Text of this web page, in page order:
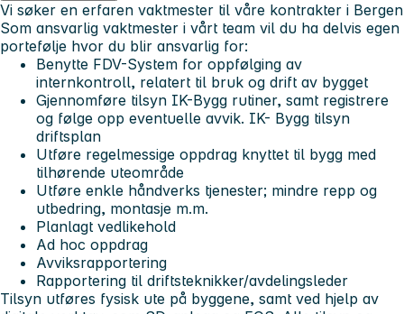
Vi søker en erfaren vaktmester til våre kontrakter i Bergen
Som ansvarlig vaktmester i vårt team vil du ha delvis egen
portefølje hvor du blir ansvarlig for:
Benytte FDV-System for oppfølging av
internkontroll, relatert til bruk og drift av bygget
Gjennomføre tilsyn IK-Bygg rutiner, samt registrere
og følge opp eventuelle avvik. IK- Bygg tilsyn
driftsplan
Utføre regelmessige oppdrag knyttet til bygg med
tilhørende uteområde
Utføre enkle håndverks tjenester; mindre repp og
utbedring, montasje m.m.
Planlagt vedlikehold
Ad hoc oppdrag
Avviksrapportering
Rapportering til driftsteknikker/avdelingsleder
Tilsyn utføres fysisk ute på byggene, samt ved hjelp av